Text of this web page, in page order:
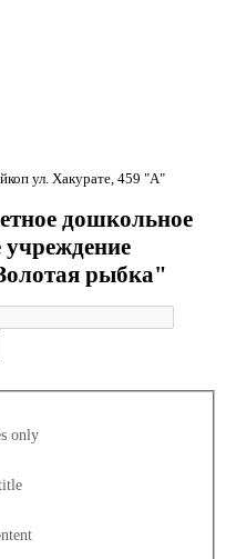
ул. Хакурате, 459 "А"
дошкольное
учреждение
рыбка"
only